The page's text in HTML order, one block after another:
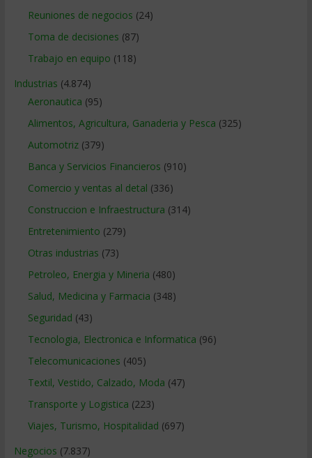
Reuniones de negocios (24)
Toma de decisiones (87)
Trabajo en equipo (118)
Industrias (4.874)
Aeronautica (95)
Alimentos, Agricultura, Ganaderia y Pesca (325)
Automotriz(379)
Banca y Servicios Financieros (910)
Comercio y ventas al detal (336)
Construccion e Infraestructura (314)
Entretenimiento (279)
Otras industrias (73)
Petroleo, Energia y Mineria (480)
Salud, Medicina y Farmacia (348)
Seguridad (43)
Tecnologia, Electronica e Informatica (96)
Telecomunicaciones (405)
Textil, Vestido, Calzado, Moda (47)
Transporte y Logistica (223)
Viajes, Turismo, Hospitalidad (697)
Negocios (7.837)